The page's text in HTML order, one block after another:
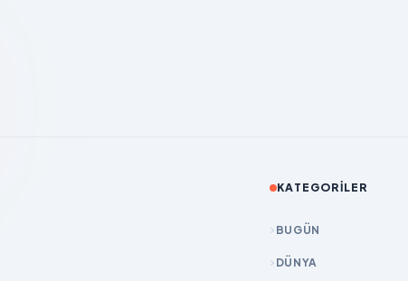
KATEGORILER
BUGÜN
DÜNYA